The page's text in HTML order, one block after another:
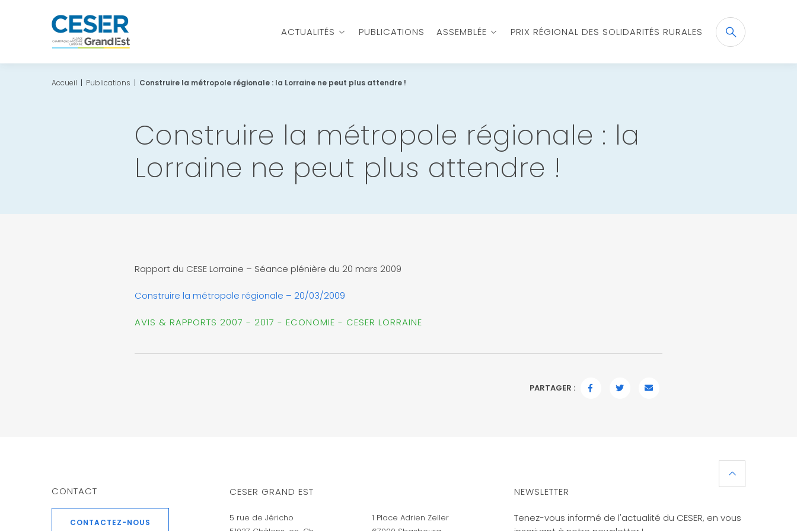
ACTUALITÉS PUBLICATIONS ASSEMBLÉE PRIX RÉGIONAL DES SOLIDARITÉS RURALESRecherche
OK
Accueil | Publications | Construire la métropole régionale : la Lorraine ne peut plus attendre !
Construire la métropole régionale : la
Lorraine ne peut plus attendre !
Rapport du CESE Lorraine – Séance plénière du 20 mars 2009
Construire la métropole régionale – 20/03/2009
AVIS & RAPPORTS 2007 - 2017 - ECONOMIE - CESER LORRAINE
PARTAGER :
CONTACT
CONTACTEZ-NOUS
CESER GRAND EST
5 rue de Jéricho
1 Place Adrien Zeller
NEWSLETTER
Tenez-vous informé de l'actualité du CESER, en vous